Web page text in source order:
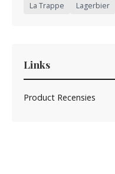
La Trappe
Lagerbier
Links
Product Recensies